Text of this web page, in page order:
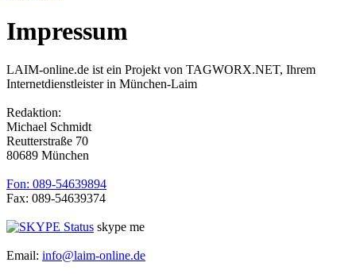
Impressum
LAIM-online.de ist ein Projekt von TAGWORX.NET, Ihrem
Internetdienstleister in München-Laim
Redaktion:
Michael Schmidt
Reutterstraße 70
80689 München
Fon: 089-54639894
Fax: 089-54639374
skype me
Email: info@laim-online.de